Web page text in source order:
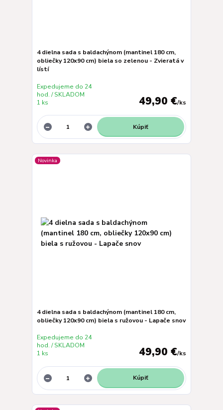
4 dielna sada s baldachýnom (mantinel 180 cm,
obliečky 120x90 cm) biela so zelenou - Zvieratá v
lístí
49,90 €/ks
Expedujeme do 24
hod. / SKLADOM
1 ks
Kúpiť
Novinka
4 dielna sada s baldachýnom (mantinel 180 cm,
obliečky 120x90 cm) biela s ružovou - Lapače snov
49,90 €/ks
Expedujeme do 24
hod. / SKLADOM
1 ks
Kúpiť